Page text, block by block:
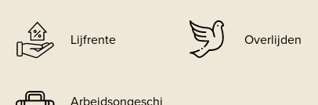
Lijfrente Overlijden
Arbeidsongeschi